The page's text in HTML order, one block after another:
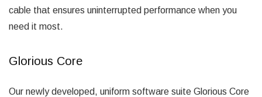
cable that ensures uninterrupted performance when you
need it most.
Glorious Core
Our newly developed, uniform software suite Glorious Core